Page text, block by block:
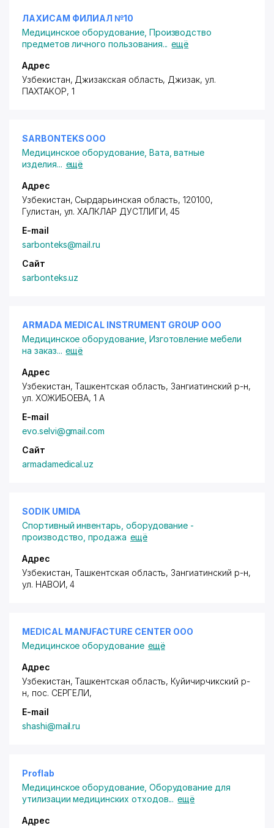
ЛАХИСАМ ФИЛИАЛ №10
Медицинское оборудование, Производство
предметов личного пользования... ещё
Адрес
Узбекистан, Джизакская область, Джизак, ул.
ПАХТАКОР, 1
SARBONTEKS ООО
Медицинское оборудование, Вата, ватные
изделия... ещё
Адрес
Узбекистан, Сырдарьинская область, 120100,
Гулистан, ул. ХАЛКЛАР ДУСТЛИГИ, 45
E-mail
sarbonteks@mail.ru
Сайт
sarbonteks.uz
ARMADA MEDICAL INSTRUMENT GROUP ООО
Медицинское оборудование, Изготовление мебели
на заказ... ещё
Адрес
Узбекистан, Ташкентская область, Зангиатинский р-н,
ул. ХОЖИБОЕВА, 1 А
E-mail
evo.selvi@gmail.com
Сайт
armadamedical.uz
SODIK UMIDA
Спортивный инвентарь, оборудование -
производство, продажа ещё
Адрес
Узбекистан, Ташкентская область, Зангиатинский р-н,
ул. НАВОИ, 4
MEDICAL MANUFACTURE CENTER ООО
Медицинское оборудование ещё
Адрес
Узбекистан, Ташкентская область, Куйичирчикский р-
н, пос. СЕРГЕЛИ,
E-mail
shashi@mail.ru
Proflab
Медицинское оборудование, Оборудование для
утилизации медицинских отходов... ещё
Адрес